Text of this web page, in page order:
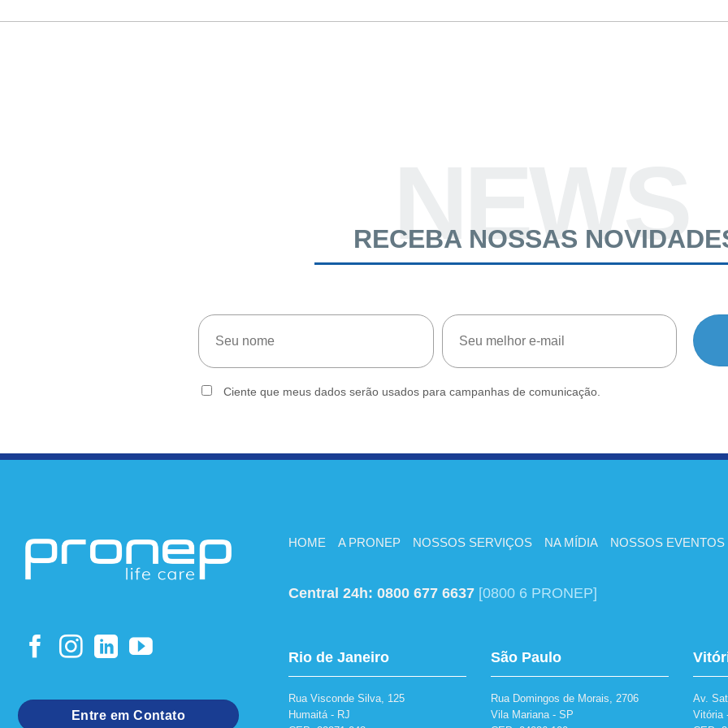
NEWS
RECEBA NOSSAS
Ciente que meus dados serão usados para campanhas de comunicação.
Entre em Contato
HOME A PRONEP NOSSOS SERVIÇOS NA MÍDIA NOSSOS EVENTOS
Central 24h: 0800 677 6637 [0800 6 PRONEP]
Rio de Janeiro
Rua Visconde Silva, 125
Humaitá - RJ
São Paulo
Rua Domingos de Morais, 2706
Vila Mariana - SP
Av.
Vitória